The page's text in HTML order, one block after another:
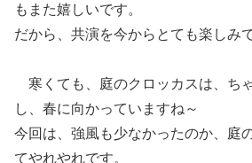
もまた嬉しいです。
だから、共演を今からとても楽しみで
寒くても、庭のクロッカスは、ち
し、春に向かっていますね～
今回は、強風も少なかったのか、庭
てやれやれです。